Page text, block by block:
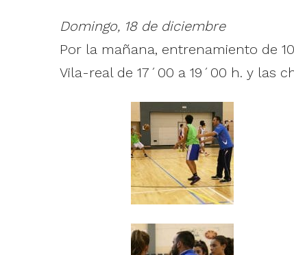
Domingo, 18 de diciembre
Por la mañana, entrenamiento de
Vila-real de 17´00 a 19´00 h. y las